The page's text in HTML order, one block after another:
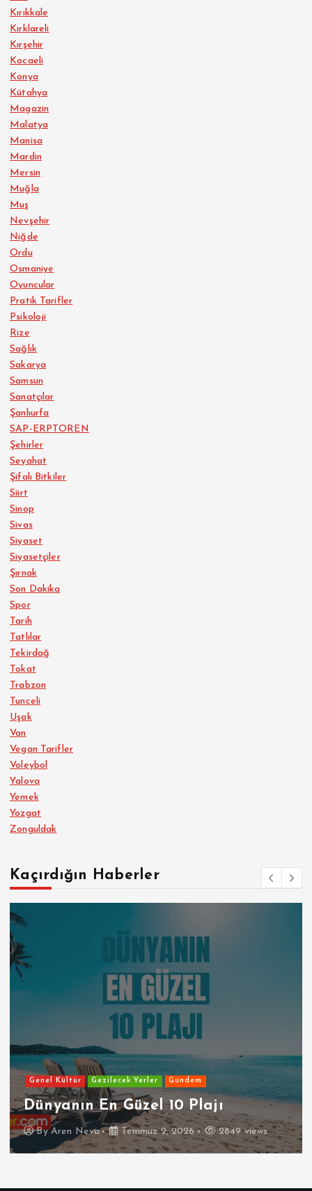
Kırıkkale
Kırklareli
Kırşehir
Kocaeli
Konya
Kütahya
Magazin
Malatya
Manisa
Mardin
Mersin
Muğla
Muş
Nevşehir
Niğde
Ordu
Osmaniye
Oyuncular
Pratik Tarifler
Psikoloji
Rize
Sağlık
Sakarya
Samsun
Sanatçılar
Şanlıurfa
SAP-ERPTOREN
Şehirler
Seyahat
Şifalı Bitkiler
Siirt
Sinop
Sivas
Siyaset
Siyasetçiler
Şırnak
Son Dakika
Spor
Tarih
Tatlılar
Tekirdağ
Tokat
Trabzon
Tunceli
Uşak
Van
Vegan Tarifler
Voleybol
Yalova
Yemek
Yozgat
Zonguldak
Kaçırdığın Haberler
Genel Kültür Gezilecek Yerler Gündem
Dünyanın En Güzel 10 Plajı
ByAren Neva Temmuz 2, 2026 2849 views